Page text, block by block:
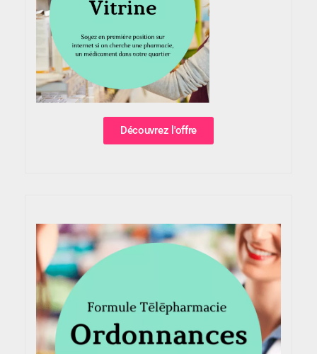
Découvrez l'offre